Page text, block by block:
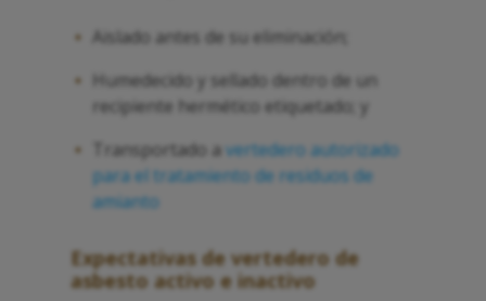
Aislado antes de su eliminación;
Humedecido y sellado dentro de un
recipiente hermético etiquetado; y
Transportado a vertedero autorizado
para el tratamiento de residuos de
amianto
Expectativas de vertedero de
asbesto activo e inactivo